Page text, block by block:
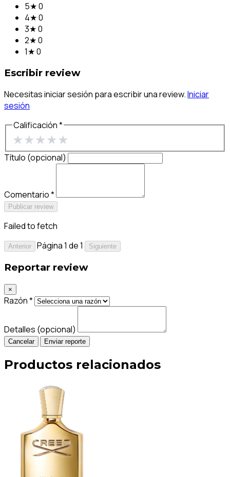
5★0
4★0
3★0
2★0
1★0
Escribir review
Necesitas iniciar sesión para escribir una review.Iniciar
sesión
Calificación *
★★★★★
Título (opcional)
Comentario *
Publicar review
Failed to fetch
Anterior Página 1 de 1 Siguiente
Reportar review
×
Razón *
Detalles (opcional)
Cancelar Enviar reporte
Productos relacionados